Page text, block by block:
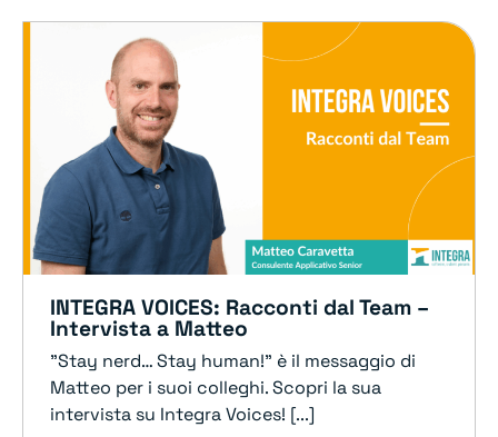
INTEGRA VOICES: Racconti dal Team –
Intervista a Matteo
"Stay nerd… Stay human!" è il messaggio di
Matteo per i suoi colleghi. Scopri la sua
intervista su Integra Voices! [...]